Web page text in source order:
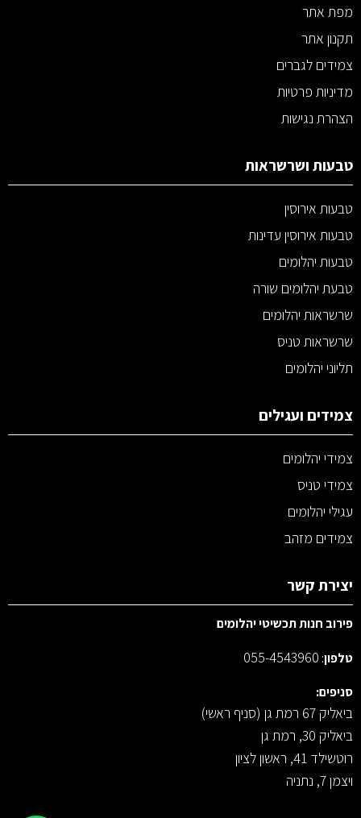
מפת אתר
תקנון אתר
צמידים לגברים
מדיניות פרטיות
הצהרת נגישות
טבעות ושרשראות
טבעות אירוסין
טבעות אירוסין עדינות
טבעות יהלומים
טבעת יהלומים שורה
שרשראות יהלומים
שרשראות טניס
תליוני יהלומים
צמידים ועגילים
צמידי יהלומים
צמידי טניס
עגילי יהלומים
צמידים מזהב
יצירת קשר
פירוב חנות תכשיטי יהלומים
טלפון:
055-4543960
סניפים:
ביאליק 67 רמת גן (סניף ראשי)
ביאליק 30, רמת גן
רוטשילד 41, ראשון לציון
ויצמן 7, נתניה